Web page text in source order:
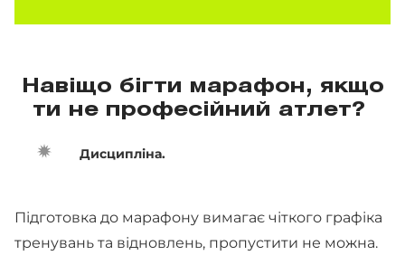
Навіщо бігти марафон, якщо
ти не професійний атлет?
Дисципліна.
Підготовка до марафону вимагає чіткого графіка
тренувань та відновлень, пропустити не можна.